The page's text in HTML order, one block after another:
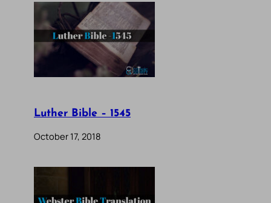
Luther Bible – 1545
October 17, 2018